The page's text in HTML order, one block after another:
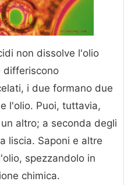
non dissolve l'olio
differiscono
i due formano due
l'olio. Puoi, tuttavia,
altro; a seconda degli
liscia. Saponi e altre
spezzandolo in
chimica.